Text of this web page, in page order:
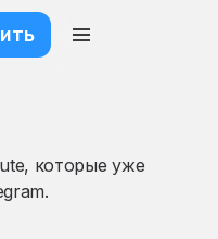
которые уже